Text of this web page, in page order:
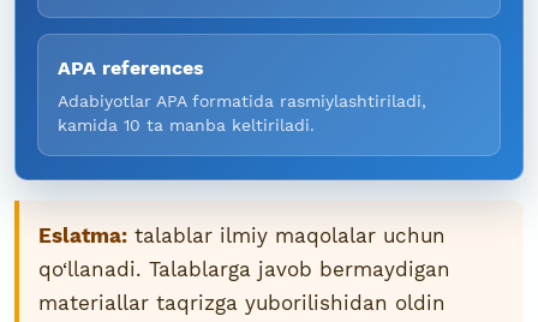
APA references
Adabiyotlar APA formatida rasmiylashtiriladi,
kamida 10 ta manba keltiriladi.
Eslatma: talablar ilmiy maqolalar uchun
qo‘llanadi. Talablarga javob bermaydigan
materiallar taqrizga yuborilishidan oldin